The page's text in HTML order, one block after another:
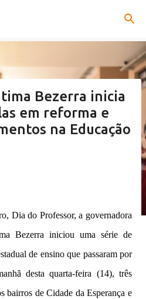
principal
Bezerra inicia
em reforma e
na Educação
Dia do Professor, a governadora
Bezerra iniciou uma série de
de ensino que passaram por
desta quarta-feira (14), três
bairros de Cidade da Esperança e